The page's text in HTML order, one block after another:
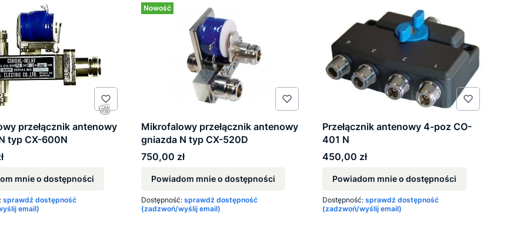
przełącznik antenowy
typ CX-600N
mnie o dostępności
sprawdź dostępność
email)
Nowość
Mikrofalowy przełącznik antenowy
gniazda N typ CX-520D
Cena
750,00 zł
Powiadom mnie o dostępności
Dostępność: sprawdź dostępność
(zadzwoń/wyślij email)
Przełącznik antenowy 4-poz CO-
401 N
Cena
450,00 zł
Powiadom mnie o dostępności
Dostępność: sprawdź dostępność
(zadzwoń/wyślij email)